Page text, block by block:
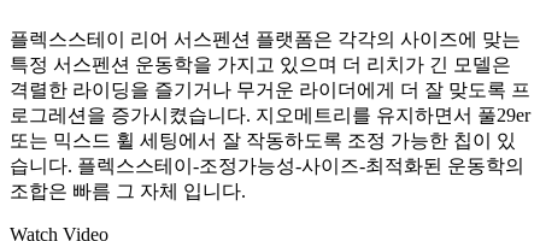
플렉스스테이 리어 서스펜션 플랫폼은 각각의 사이즈에 맞는
특정 서스펜션 운동학을 가지고 있으며 더 리치가 긴 모델은
격렬한 라이딩을 즐기거나 무거운 라이더에게 더 잘 맞도록 프
로그레션을 증가시켰습니다. 지오메트리를 유지하면서 풀29er
또는 믹스드 휠 세팅에서 잘 작동하도록 조정 가능한 칩이 있
습니다. 플렉스스테이-조정가능성-사이즈-최적화된 운동학의
조합은 빠름 그 자체 입니다.
Watch Video